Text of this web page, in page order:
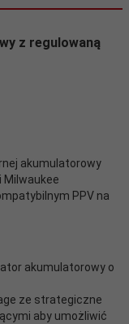
z regulowaną
akumulatorowy
Milwaukee
PPV na
akumulatorowy o
ze strategiczne
aby umożliwić